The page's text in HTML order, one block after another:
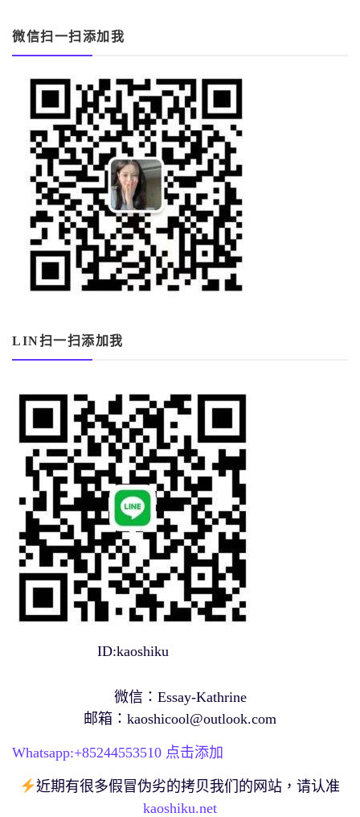
微信扫一扫添加我
LIN扫一扫添加我
ID:kaoshiku
微信：Essay-Kathrine
邮箱： kaoshicool@outlook.com
Whatsapp:+85244553510 点击添加
近期有很多假冒伪劣的拷贝我们的网站，请认准
kaoshiku.net